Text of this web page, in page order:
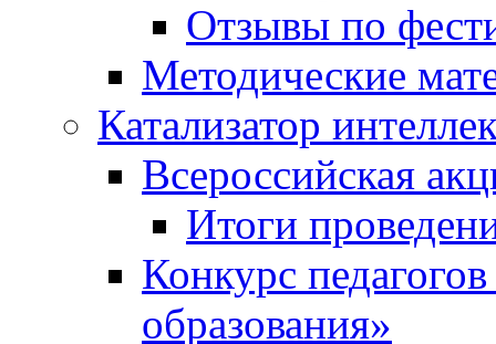
Отзывы по
Методические
Катализатор
Всероссийская
Итоги
Конкурс
образования»